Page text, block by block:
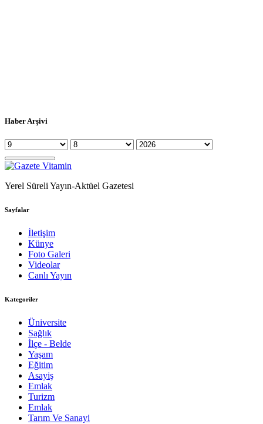
Haber Arşivi
Yerel Süreli Yayın-Aktüel Gazetesi
Sayfalar
İletişim
Künye
Foto Galeri
Videolar
Canlı Yayın
Kategoriler
Üniversite
Sağlık
İlçe - Belde
Yaşam
Eğitim
Asayiş
Emlak
Turizm
Emlak
Tarım Ve Sanayi